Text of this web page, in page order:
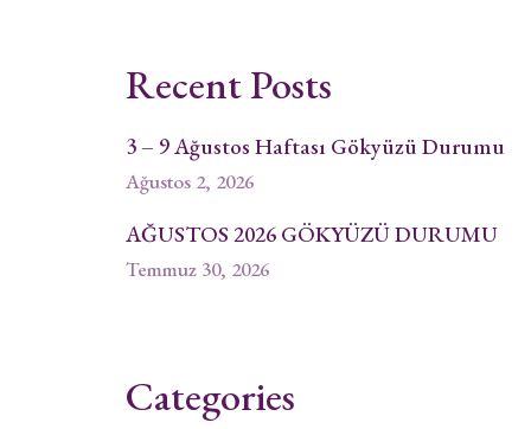
Recent Posts
3 – 9 Ağustos Haftası Gökyüzü Durumu
Ağustos 2, 2026
AĞUSTOS 2026 GÖKYÜZÜ DURUMU
Temmuz 30, 2026
Categories